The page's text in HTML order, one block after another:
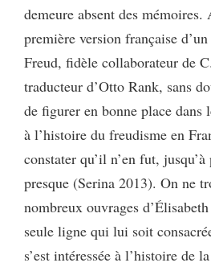
demeure absent des
première version française
Freud, fidèle collaborateur de
traducteur d’Otto Rank, sans
de figurer en bonne place dans
à l’histoire du freudisme en
constater qu’il n’en fut,
presque (Serina 2013). On ne
nombreux ouvrages
seule ligne qui lui soit
s’est intéressée à l’histoire de